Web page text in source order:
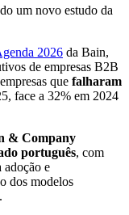
um novo estudo da
2026 da Bain,
de empresas B2B
que falharam
face a 32% em 2024
& Company
português, com
adoção e
dos modelos